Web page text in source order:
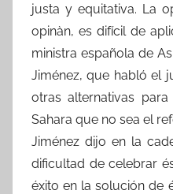
justa y equitativa. La
opinàn, es difícil de
ministra española de
Jiménez, que habló el
otras alternativas
Sahara que no sea el
Jiménez dijo en la
dificultad de celebrar
éxito en la solución de